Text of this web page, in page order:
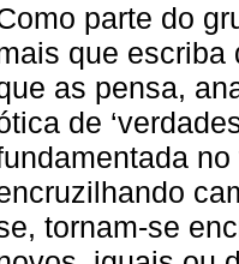
parte do
que escriba
as pensa,
de
tornam-se